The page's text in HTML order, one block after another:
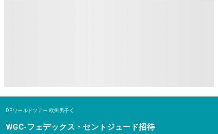
DPワールドツアー 欧州男子
WGC-フェデックス・セントジュード招待